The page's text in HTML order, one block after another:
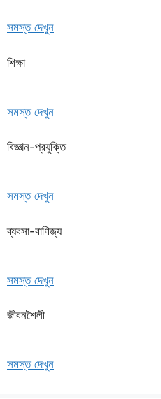
সমস্ত দেখুন
শিক্ষা
সমস্ত দেখুন
বিজ্ঞান-প্রযুক্তি
সমস্ত দেখুন
ব্যবসা-বাণিজ্য
সমস্ত দেখুন
জীবনশৈলী
সমস্ত দেখুন